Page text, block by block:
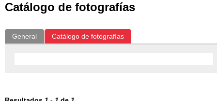
Catálogo de fotografías
General Catálogo de fotografías